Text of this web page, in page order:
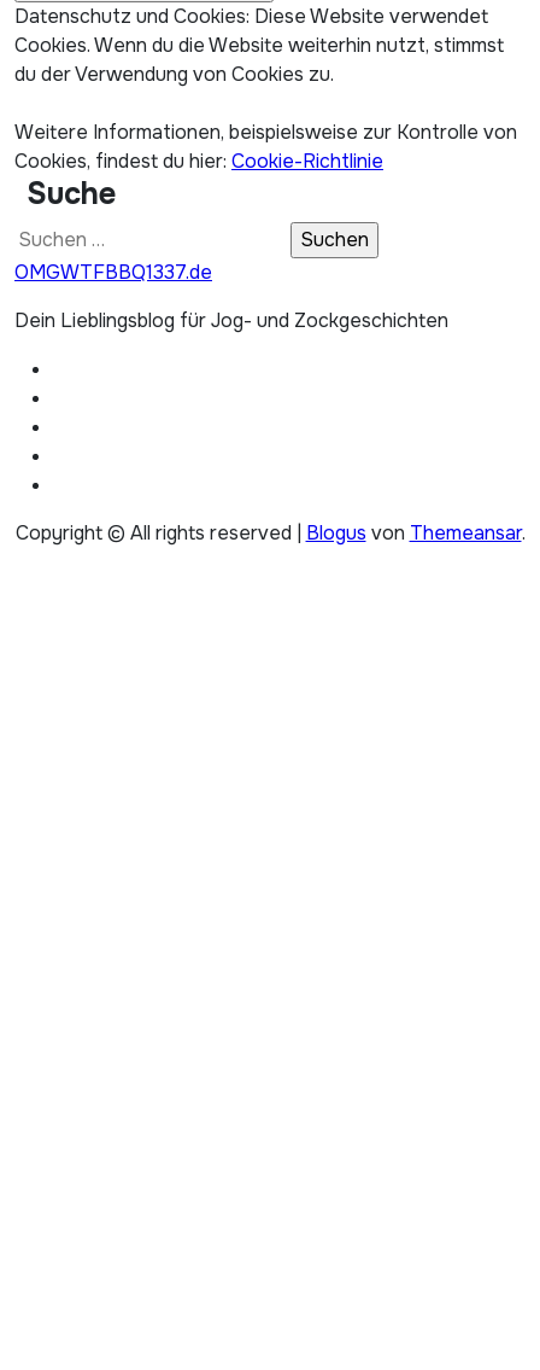
Datenschutz und Cookies: Diese Website verwendet
Cookies. Wenn du die Website weiterhin nutzt, stimmst
du der Verwendung von Cookies zu.
Weitere Informationen, beispielsweise zur Kontrolle von
Cookies, findest du hier: Cookie-Richtlinie
Suche
Suchen
nach:
OMGWTFBBQ1337.de
Dein Lieblingsblog für Jog- und Zockgeschichten
Copyright © All rights reserved Blogus von Themeansar.